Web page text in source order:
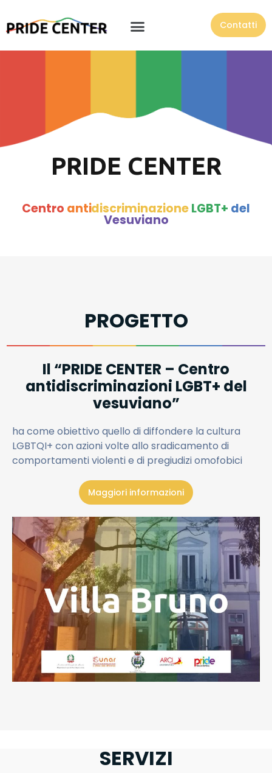
Contatti
PRIDE CENTER
Centro antidiscriminazioneLGBT+ del
Vesuviano
PROGETTO
Il “PRIDE CENTER – Centro
antidiscriminazioni LGBT+ del
vesuviano”
ha come obiettivo quello di diffondere la cultura
LGBTQI+ con azioni volte allo sradicamento di
comportamenti violenti e di pregiudizi omofobici
Maggiori informazioni
SERVIZI